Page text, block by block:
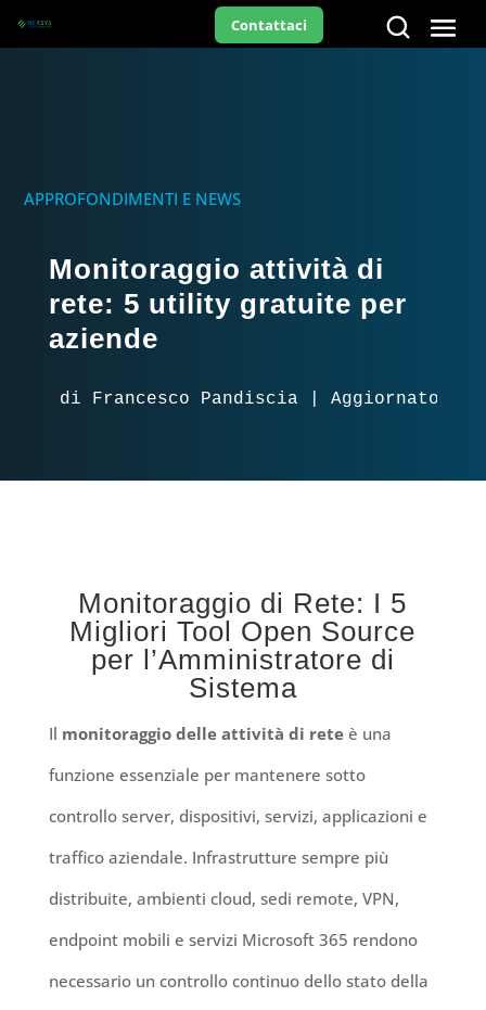
Contattaci
APPROFONDIMENTI E NEWS
Monitoraggio attività di
rete: 5 utility gratuite per
aziende
di Francesco Pandiscia | Aggiornato il
Monitoraggio di Rete: I 5
Migliori Tool Open Source
per l’Amministratore di
Sistema
Il monitoraggio delle attività di rete è una
funzione essenziale per mantenere sotto
controllo server, dispositivi, servizi, applicazioni e
traffico aziendale. Infrastrutture sempre più
distribuite, ambienti cloud, sedi remote, VPN,
endpoint mobili e servizi Microsoft 365 rendono
necessario un controllo continuo dello stato della